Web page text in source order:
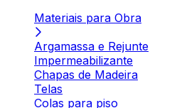
Materiais para Obra
Argamassa e Rejunte
Impermeabilizante
Chapas de Madeira
Telas
Colas para piso